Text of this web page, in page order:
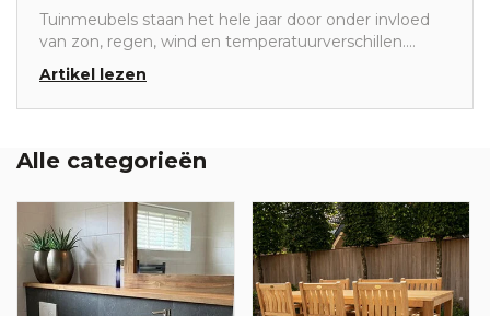
Tuinmeubels staan het hele jaar door onder invloed
van zon, regen, wind en temperatuurverschillen.
Daarom is het belangrijk om te kiezen voor materiaal
dat sterk, duurzaam en geschikt is voor
buitengebruik. Teakhout is al jarenlang een van de
Dat komt niet alleen door de warme uitstraling, maar
vooral door de natuurlijke eigenschappen van het
Artikel lezen
Alle categorieën